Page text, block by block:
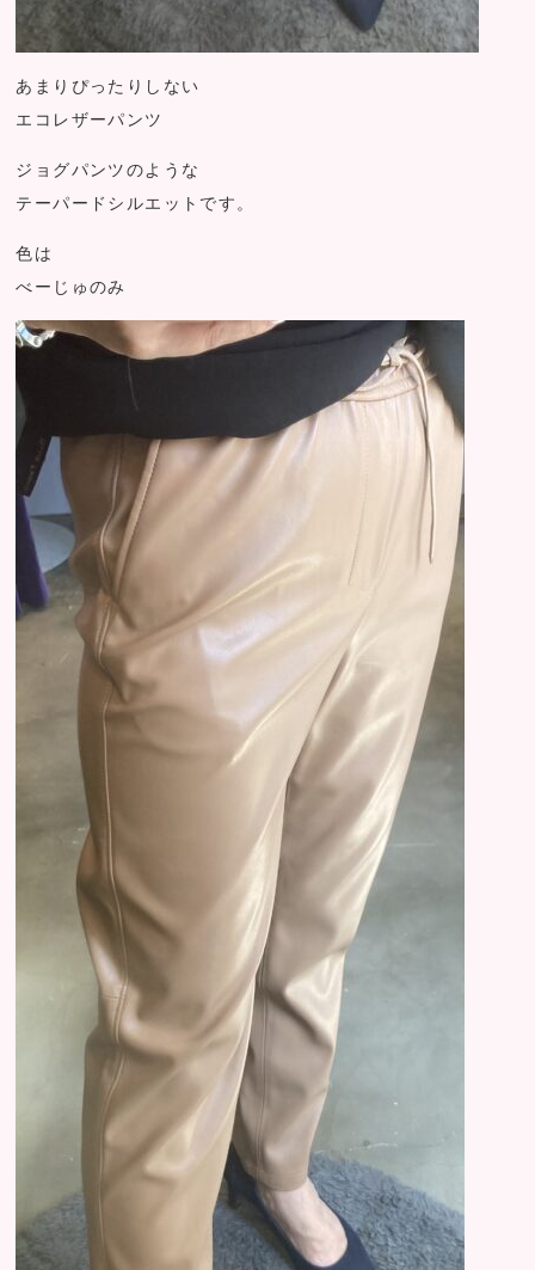
あまりぴったりしない
エコレザーパンツ
ジョグパンツのような
テーパードシルエットです。
色は
べーじゅのみ